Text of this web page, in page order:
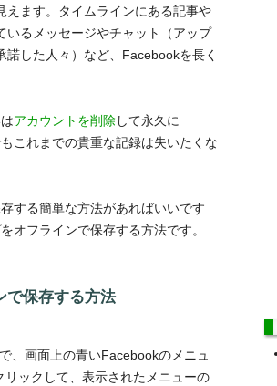
えます。タイムラインにある記事や
いるメッセージやチャット（アップ
した人々）など、Facebookを長く
アカウントを削除 して永久に
これまでの貴重な記録は失いたくな
する簡単な方法があればいいです
オフラインで保存する方法です。
で保存する方法
、画面上の青いFacebookのメニュ
リックして、表示されたメニューの